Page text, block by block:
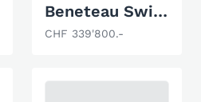
Beneteau Swift Trawler 37 Fly
CHF 339'800.-